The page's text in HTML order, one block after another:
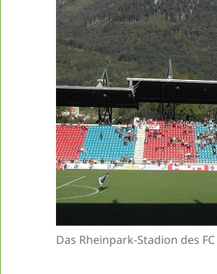
Das Rheinpark-Stadion des